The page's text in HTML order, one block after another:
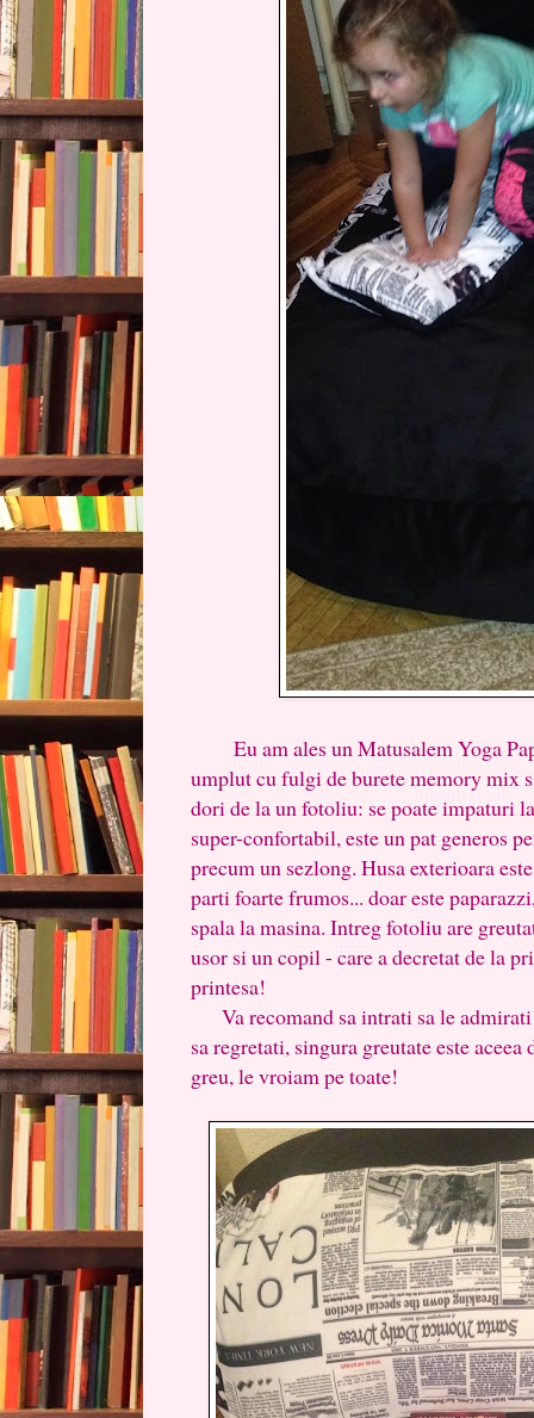
Eu am ales un Matusalem Yoga
umplut cu fulgi de burete memory mix
dori de la un fotoliu: se poate impaturi
super-confortabil, este un pat generos
precum un sezlong. Husa exterioara
parti foarte frumos... doar este
spala la masina. Intreg fotoliu are
usor si un copil - care a decretat de la
printesa!
Va recomand sa intrati sa le admirati
sa regretati, singura greutate este aceea
greu, le vroiam pe toate!